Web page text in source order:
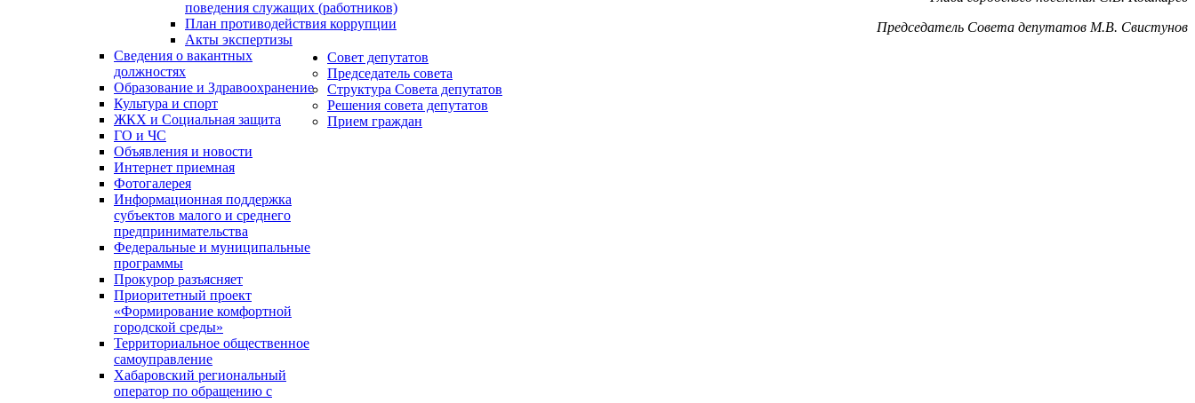
поведения служащих (работников)
План противодействия коррупции
Акты экспертизы
Сведения о вакантных
должностях
Образование и Здравоохранение
Культура и спорт
ЖКХ и Социальная защита
ГО и ЧС
Объявления и новости
Интернет приемная
Фотогалерея
Информационная поддержка
субъектов малого и среднего
предпринимательства
Федеральные и муниципальные
программы
Прокурор разъясняет
Приоритетный проект
«Формирование комфортной
городской среды»
Территориальное общественное
самоуправление
Хабаровский региональный
оператор по обращению с
Председатель Совета депутатов М.В. Свистунов
Совет депутатов
Председатель совета
Структура Совета депутатов
Решения совета депутатов
Прием граждан